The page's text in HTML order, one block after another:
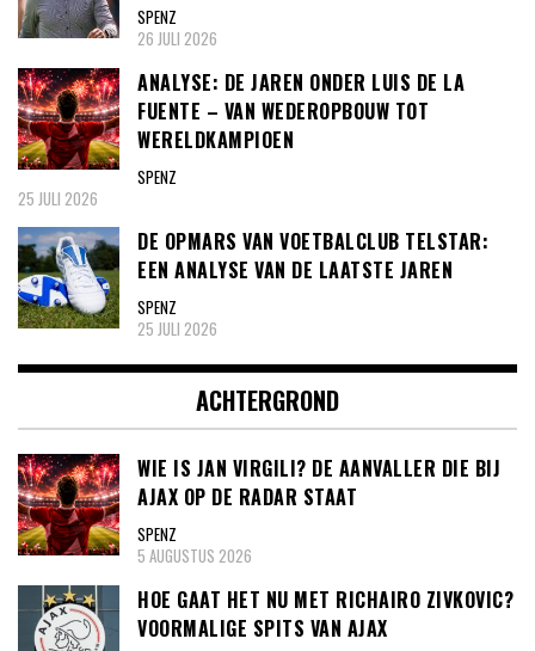
SPENZ
26 JULI 2026
ANALYSE: DE JAREN ONDER LUIS DE LA
FUENTE – VAN WEDEROPBOUW TOT
WERELDKAMPIOEN
SPENZ
25 JULI 2026
DE OPMARS VAN VOETBALCLUB TELSTAR:
EEN ANALYSE VAN DE LAATSTE JAREN
SPENZ
25 JULI 2026
ACHTERGROND
WIE IS JAN VIRGILI? DE AANVALLER DIE BIJ
AJAX OP DE RADAR STAAT
SPENZ
5 AUGUSTUS 2026
HOE GAAT HET NU MET RICHAIRO ZIVKOVIC?
VOORMALIGE SPITS VAN AJAX